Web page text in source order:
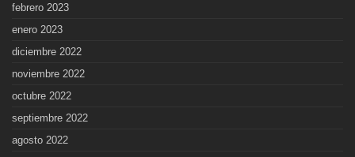
febrero 2023
enero 2023
diciembre 2022
noviembre 2022
octubre 2022
septiembre 2022
agosto 2022